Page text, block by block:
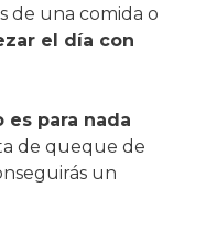
de una comida o
el día con
es para nada
de queque de
un